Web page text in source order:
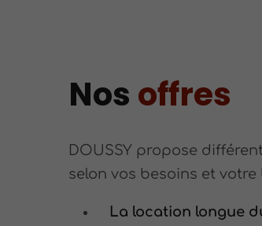
Nos offres
DOUSSY propose
selon vos besoins et votre
La location longue